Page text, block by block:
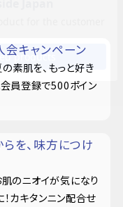
キャンペーン
素肌を、もっと好き
会員登録で500ポイン
を、味方につけ
のニオイが気になり
カキタンニン配合せ